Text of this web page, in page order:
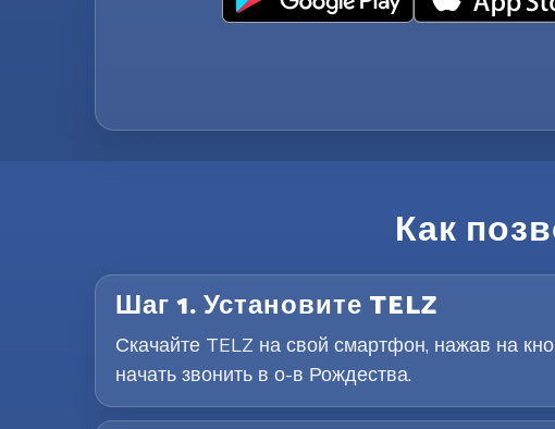
Как
Шаг 1. Установите TELZ
Скачайте TELZ на свой смартфон, нажав на
начать звонить в о-в Рождества.